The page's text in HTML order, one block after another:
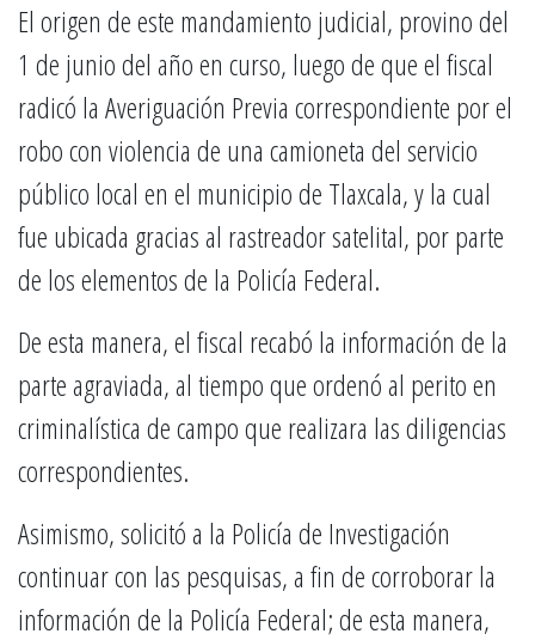
El origen de este mandamiento judicial, provino del
1 de junio del año en curso, luego de que el fiscal
radicó la Averiguación Previa correspondiente por el
robo con violencia de una camioneta del servicio
público local en el municipio de Tlaxcala, y la cual
fue ubicada gracias al rastreador satelital, por parte
de los elementos de la Policía Federal.
De esta manera, el fiscal recabó la información de la
parte agraviada, al tiempo que ordenó al perito en
criminalística de campo que realizara las diligencias
correspondientes.
Asimismo, solicitó a la Policía de Investigación
continuar con las pesquisas, a fin de corroborar la
información de la Policía Federal; de esta manera,